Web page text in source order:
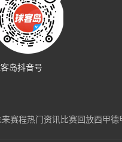
岛抖音号
来赛程热门资讯 比赛回放西甲德